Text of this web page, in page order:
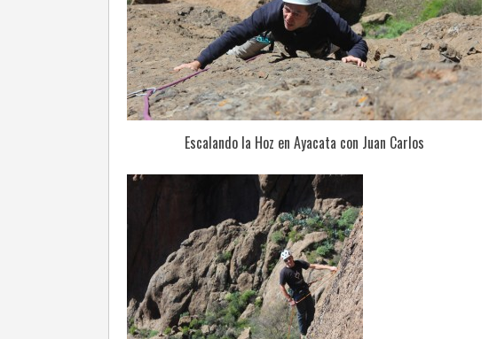
Escalando la Hoz en Ayacata con Juan Carlos